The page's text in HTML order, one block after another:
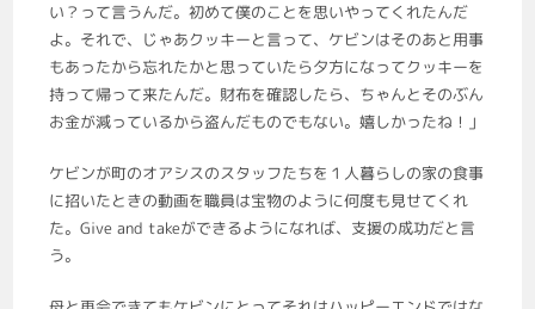
い？って言うんだ。初めて僕のことを思いやってくれたんだ
よ。それで、じゃあクッキーと言って、ケビンはそのあと用事
もあったから忘れたかと思っていたら夕方になってクッキーを
持って帰って来たんだ。財布を確認したら、ちゃんとそのぶん
お金が減っているから盗んだものでもない。嬉しかったね！」
ケビンが町のオアシスのスタッフたちを１人暮らしの家の食事
に招いたときの動画を職員は宝物のように何度も見せてくれ
た。Give and takeができるようになれば、支援の成功だと言
う。